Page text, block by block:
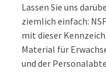
Lassen Sie uns
ziemlich einfach:
mit dieser
Material für
und der